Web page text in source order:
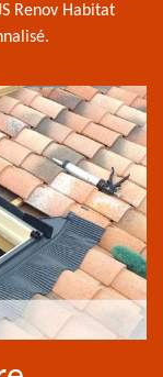
Renov Habitat